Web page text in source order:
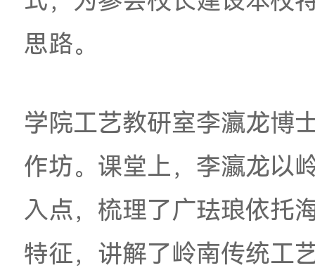
市大中小学思政一体
积淀与多年入校美育
育实践落地案例，阐
式，为参会校长建设